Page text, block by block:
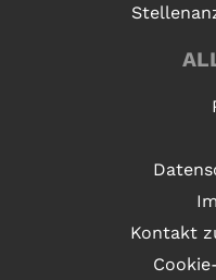
Kontakt